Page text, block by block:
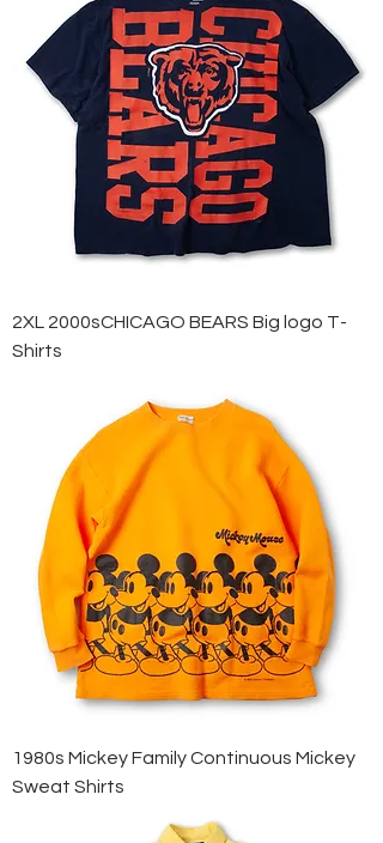
2XL 2000sCHICAGO BEARS Big logo T-
Shirts
1980s Mickey Family Continuous Mickey
Sweat Shirts